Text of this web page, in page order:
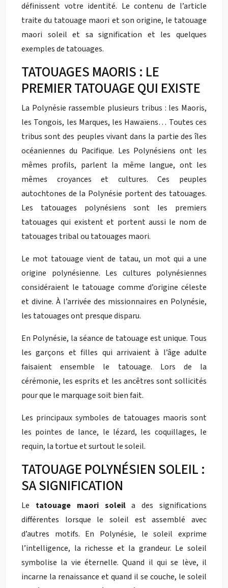
définissent votre identité. Le contenu de l’article
traite du tatouage maori et son origine, le tatouage
maori soleil et sa signification et les quelques
exemples de tatouages.
TATOUAGES MAORIS : LE
PREMIER TATOUAGE QUI EXISTE
La Polynésie rassemble plusieurs tribus : les Maoris,
les Tongois, les Marques, les Hawaïens… Toutes ces
tribus sont des peuples vivant dans la partie des îles
océaniennes du Pacifique. Les Polynésiens ont les
mêmes profils, parlent la même langue, ont les
mêmes croyances et cultures. Ces peuples
autochtones de la Polynésie portent des tatouages.
Les tatouages polynésiens sont les premiers
tatouages qui existent et portent aussi le nom de
tatouages tribal ou tatouages maori.
Le mot tatouage vient de tatau, un mot qui a une
origine polynésienne. Les cultures polynésiennes
considéraient le tatouage comme d’origine céleste
et divine. À l’arrivée des missionnaires en Polynésie,
les tatouages ont presque disparu.
En Polynésie, la séance de tatouage est unique. Tous
les garçons et filles qui arrivaient à l’âge adulte
faisaient ensemble le tatouage. Lors de la
cérémonie, les esprits et les ancêtres sont sollicités
pour que le marquage soit bien fait.
Les principaux symboles de tatouages maoris sont
les pointes de lance, le lézard, les coquillages, le
requin, la tortue et surtout le soleil.
TATOUAGE POLYNÉSIEN SOLEIL :
SA SIGNIFICATION
Le tatouage maori soleila des significations
différentes lorsque le soleil est assemblé avec
d’autres motifs. En Polynésie, le soleil exprime
l’intelligence, la richesse et la grandeur. Le soleil
symbolise la vie éternelle. Quand il qui se lève, il
incarne la renaissance et quand il se couche, le soleil